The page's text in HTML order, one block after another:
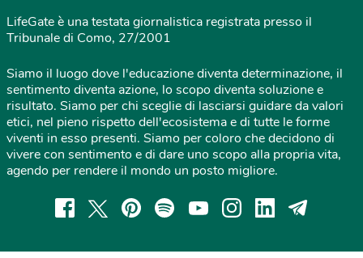
LifeGate è una testata giornalistica registrata presso il
Tribunale di Como, 27/2001
Siamo il luogo dove l'educazione diventa determinazione, il
sentimento diventa azione, lo scopo diventa soluzione e
risultato. Siamo per chi sceglie di lasciarsi guidare da valori
etici, nel pieno rispetto dell'ecosistema e di tutte le forme
viventi in esso presenti. Siamo per coloro che decidono di
vivere con sentimento e di dare uno scopo alla propria vita,
agendo per rendere il mondo un posto migliore.